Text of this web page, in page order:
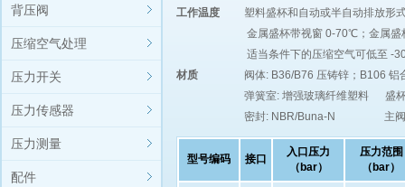
背压阀
压缩空气处理
压力开关
压力传感器
压力测量
配件
工作温度 塑料盛杯和自动或半自动排放形
金属盛杯带视窗 0-70℃；金属盛杯
适当条件下的压缩空气可低至 -30
材质 阀体: B36/B76 压铸锌；B106 铝
弹簧室: 增强玻璃纤维塑料 盛杯:
密封: NBR/Buna-N 主阀:
型号编码 接口
入口压力
（bar）
压力范围
（bar）